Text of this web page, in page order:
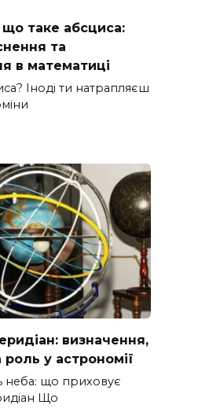
що таке абсциса:
та
в математиці
Іноді ти натрапляєш
визначення,
у астрономії
неба: що приховує
Що